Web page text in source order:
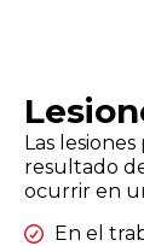
Las
resultado
ocurrir en
En el